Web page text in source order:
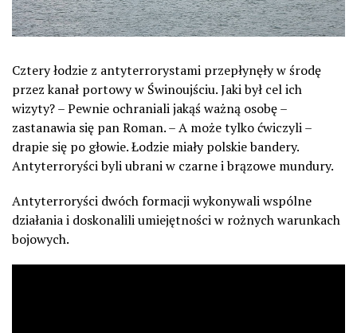
Cztery łodzie z antyterrorystami przepłynęły w środę
przez kanał portowy w Świnoujściu. Jaki był cel ich
wizyty? – Pewnie ochraniali jakąś ważną osobę –
zastanawia się pan Roman. – A może tylko ćwiczyli –
drapie się po głowie. Łodzie miały polskie bandery.
Antyterroryści byli ubrani w czarne i brązowe mundury.
Antyterroryści dwóch formacji wykonywali wspólne
działania i doskonalili umiejętności w rożnych warunkach
bojowych.